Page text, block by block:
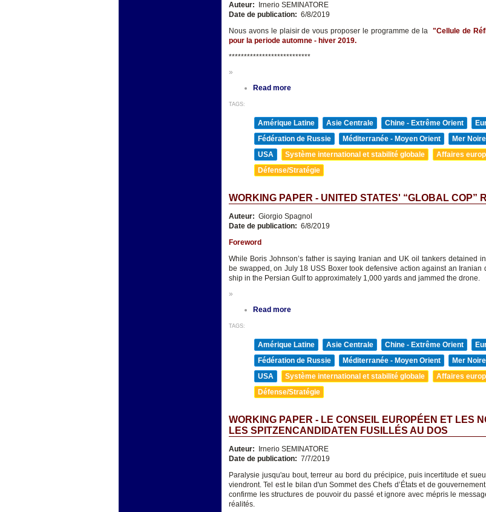
Auteur:
Irnerio SEMINATORE
Date de publication: 6/8/2019
Nous avons le plaisir de vous proposer le programme de la "Cellule de
pour la periode automne - hiver 2019.
***************************
»
Read more
TAGS:
Amérique Latine Asie Centrale Chine - Extrême Orient
Fédération de Russie
Méditerranée - Moyen Orient
Mer
USA
Système international et stabilité globale
Affaires
Défense/Stratégie
WORKING PAPER - UNITED STATES' “GLOBAL COP”
Auteur: Giorgio Spagnol
Date de publication: 6/8/2019
Foreword
While Boris Johnson’s father is saying Iranian and UK oil tankers detained
be swapped, on July 18 USS Boxer took defensive action against an Iranian
ship in the Persian Gulf to approximately 1,000 yards and jammed the drone.
»
Read more
TAGS:
Amérique Latine Asie Centrale Chine - Extrême Orient
Fédération de Russie
Méditerranée - Moyen Orient
Mer
USA
Système international et stabilité globale
Affaires
Défense/Stratégie
WORKING PAPER - LE CONSEIL EUROPÉEN ET LES
LES SPITZENCANDIDATEN FUSILLÉS AU DOS
Auteur: Irnerio SEMINATORE
Date de publication: 7/7/2019
Paralysie jusqu'au bout, terreur au bord du précipice, puis incertitude et
viendront. Tel est le bilan d'un Sommet des Chefs d’États et de
confirme les structures de pouvoir du passé et ignore avec mépris le
réalités.